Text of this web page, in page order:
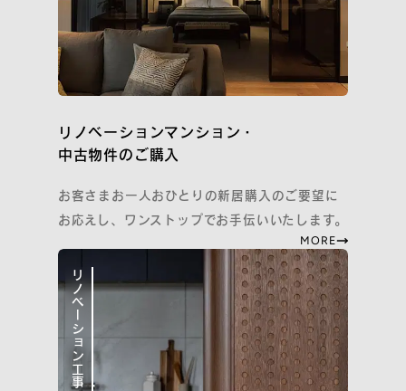
リノベーションマンション・
中古物件のご購入
お客さまお一人おひとりの新居購入のご要望に
お応えし、ワンストップでお手伝いいたします。
MORE
リノベーション工事